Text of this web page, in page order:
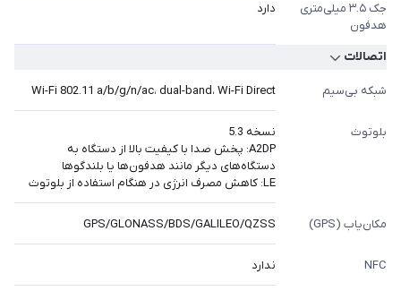
جک ۳.۵ میلی‌متری
هدفون
دارد
اتصالات
شبکه بی‌سیم Wi-Fi 802.11 a/b/g/n/ac، dual-band، Wi-Fi Direct
بلوتوث
نسخه 5.3
A2DP: پخش صدا با کیفیت بالا از دستگاه به
دستگاه‌های دیگر مانند هدفون‌ها یا بلندگوها
LE: کاهش مصرف انرژی در هنگام استفاده از بلوتوث
مکان‌یاب (GPS) GPS/GLONASS/BDS/GALILEO/QZSS
NFC ندارد